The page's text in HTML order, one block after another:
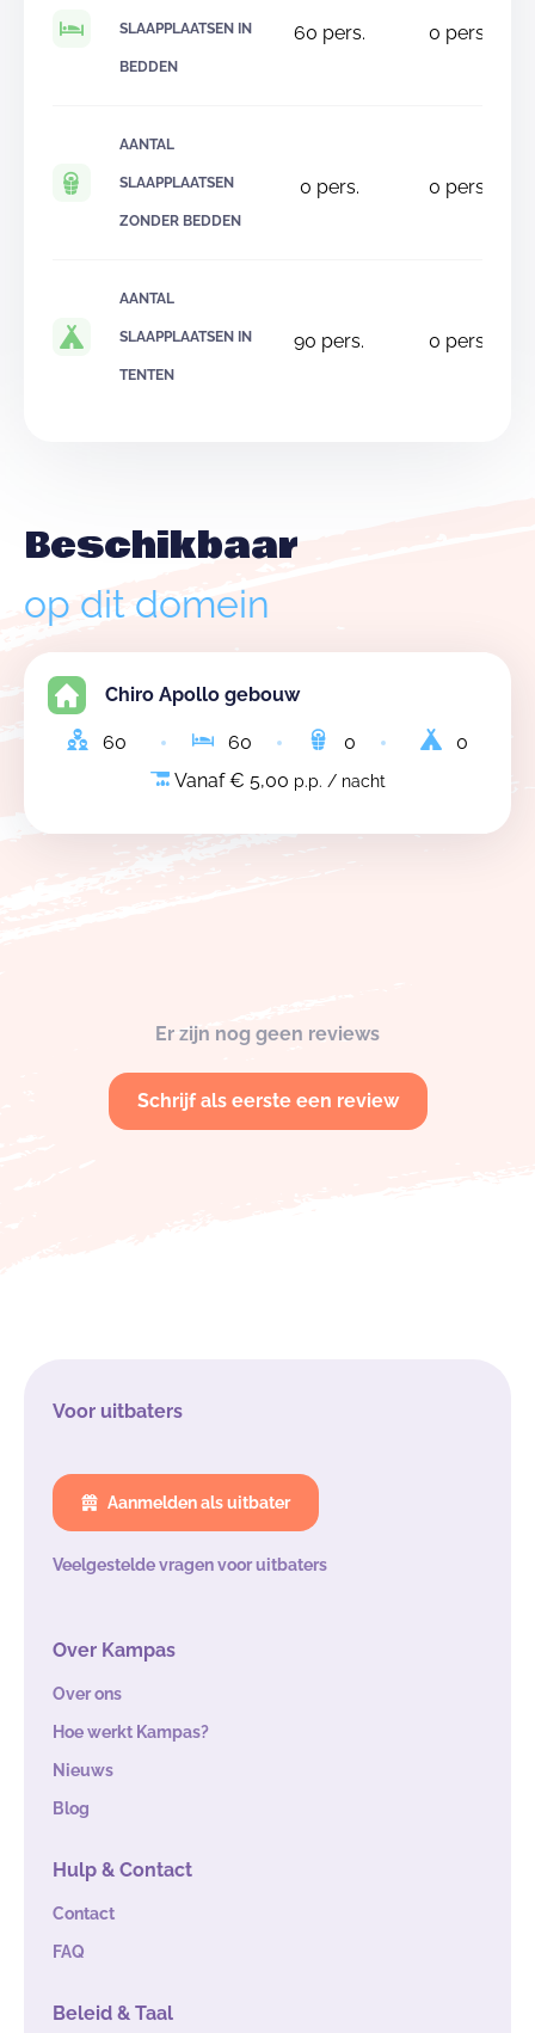
SLAAPPLAATSEN IN
BEDDEN
60 pers. 0 pers.
AANTAL
SLAAPPLAATSEN
ZONDER BEDDEN
0 pers. 0 pers.
AANTAL
SLAAPPLAATSEN IN
TENTEN
90 pers. 0 pers.
Beschikbaar
op dit domein
Chiro Apollo gebouw
60 60 0
0
Vanaf € 5,00 p.p. / nacht
Er zijn nog geen reviews
Schrijf als eerste een review
Voor uitbaters
Aanmelden als uitbater
Veelgestelde vragen voor uitbaters
Over Kampas
Over ons
Hoe werkt Kampas?
Nieuws
Blog
Hulp & Contact
Contact
FAQ
Beleid & Taal